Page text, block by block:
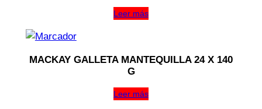
Leer más
MACKAY GALLETA MANTEQUILLA 24 X 140
G
Leer más